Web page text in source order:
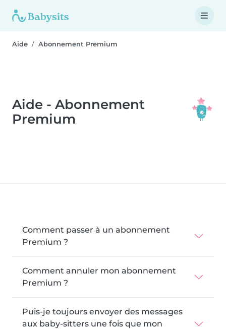
Aide Abonnement Premium
Aide - Abonnement
Premium
Comment passer à un abonnement
Premium ?
Comment annuler mon abonnement
Premium ?
Puis-je toujours envoyer des messages
aux baby-sitters une fois que mon